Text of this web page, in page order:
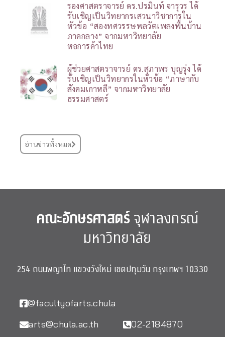
รองศาสตราจารย์ ดร.ปรมินท์ จารุวร ได้
รับเชิญเป็นวิทยากรเสวนาวิชาการใน
หัวข้อ “สองทศวรรษพลวัตเพลงพื้นบ้าน
ภาคกลาง” จากมหาวิทยาลัย
หอการค้าไทย
ผู้ช่วยศาสตราจารย์ ดร.สุภาพร บุญรุ่ง ได้
รับเชิญเป็นวิทยากรในหัวข้อ “ภาษากับ
สังคมเกาหลี” จากมหาวิทยาลัย
ธรรมศาสตร์
อ่านข่าวทั้งหมด
คณะอักษรศาสตร์จุฬาลงกรณ์
มหาวิทยาลัย
254 ถนนพญาไท แขวงวังใหม่ เขตปทุมวัน กรุงเทพฯ 10330
@facultyofarts.chula
arts@chula.ac.th
02-2184870